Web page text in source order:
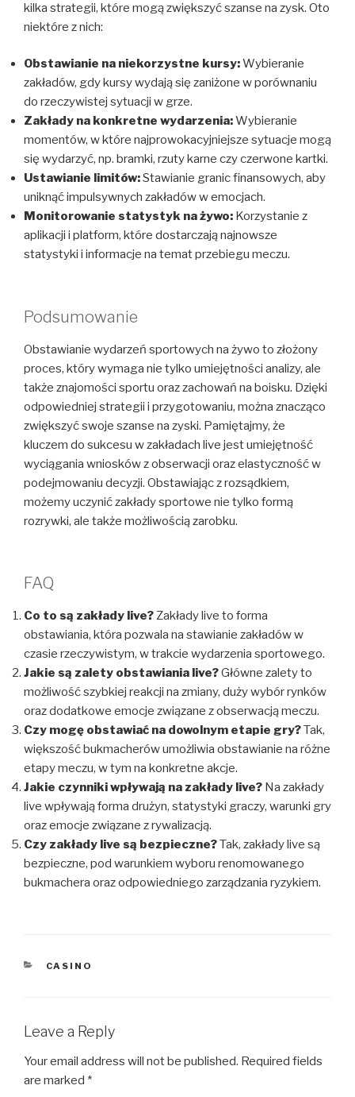
kilka strategii, które mogą zwiększyć szanse na zysk. Oto
niektóre z nich:
Obstawianie na niekorzystne kursy:Wybieranie
zakładów, gdy kursy wydają się zaniżone w porównaniu
do rzeczywistej sytuacji w grze.
Zakłady na konkretne wydarzenia:Wybieranie
momentów, w które najprowokacyjniejsze sytuacje mogą
się wydarzyć, np. bramki, rzuty karne czy czerwone kartki.
Ustawianie limitów:Stawianie granic finansowych, aby
uniknąć impulsywnych zakładów w emocjach.
Monitorowanie statystyk na żywo: Korzystanie z
aplikacji i platform, które dostarczają najnowsze
statystyki i informacje na temat przebiegu meczu.
Podsumowanie
Obstawianie wydarzeń sportowych na żywo to złożony
proces, który wymaga nie tylko umiejętności analizy, ale
także znajomości sportu oraz zachowań na boisku. Dzięki
odpowiedniej strategii i przygotowaniu, można znacząco
zwiększyć swoje szanse na zyski. Pamiętajmy, że
kluczem do sukcesu w zakładach live jest umiejętność
wyciągania wniosków z obserwacji oraz elastyczność w
podejmowaniu decyzji. Obstawiając z rozsądkiem,
możemy uczynić zakłady sportowe nie tylko formą
rozrywki, ale także możliwością zarobku.
FAQ
Co to są zakłady live?Zakłady live to forma
obstawiania, która pozwala na stawianie zakładów w
czasie rzeczywistym, w trakcie wydarzenia sportowego.
Jakie są zalety obstawiania live?Główne zalety to
możliwość szybkiej reakcji na zmiany, duży wybór rynków
oraz dodatkowe emocje związane z obserwacją meczu.
Czy mogę obstawiać na dowolnym etapie gry?Tak,
większość bukmacherów umożliwia obstawianie na różne
etapy meczu, w tym na konkretne akcje.
Jakie czynniki wpływają na zakłady live? Na zakłady
live wpływają forma drużyn, statystyki graczy, warunki gry
oraz emocje związane z rywalizacją.
Czy zakłady live są bezpieczne?Tak, zakłady live są
bezpieczne, pod warunkiem wyboru renomowanego
bukmachera oraz odpowiedniego zarządzania ryzykiem.
CATEGORIES
CASINO
Leave a Reply
Your email address will not be published. Required fields
are marked *